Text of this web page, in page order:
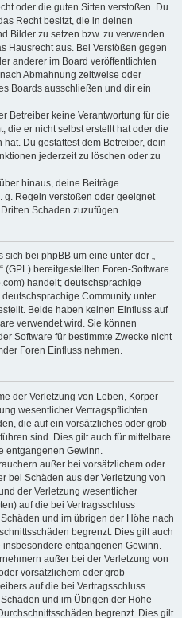
oder die guten Sitten verstoßen. Du
Recht besitzt, die in deinen
Bilder zu setzen bzw. zu verwenden.
Hausrecht aus. Bei Verstößen gegen
anderer im Board veröffentlichten
Abmahnung zeitweise oder
Boards ausschließen und dir ein
Betreiber keine Verantwortung für die
die er nicht selbst erstellt hat oder die
Du gestattest dem Betreiber, dein
jederzeit zu löschen oder zu
hinaus, deine Beiträge
g. Regeln verstoßen oder geeignet
Schaden zuzufügen.
sich bei phpBB um eine unter der „
“ (GPL) bereitgestellten Foren-Software
handelt; deutschsprachige
Community unter
Beide haben keinen Einfluss auf
verwendet wird. Sie können
Software für bestimmte Zwecke nicht
Foren Einfluss nehmen.
der Verletzung von Leben, Körper
wesentlicher Vertragspflichten
die auf ein vorsätzliches oder grob
sind. Dies gilt auch für mittelbare
entgangenen Gewinn.
außer bei vorsätzlichem oder
bei Schäden aus der Verletzung von
der Verletzung wesentlicher
auf die bei Vertragsschluss
und im übrigen der Höhe nach
begrenzt. Dies gilt auch
entgangenen Gewinn.
außer bei der Verletzung von
vorsätzlichem oder grob
auf die bei Vertragsschluss
und im Übrigen der Höhe
begrenzt. Dies gilt